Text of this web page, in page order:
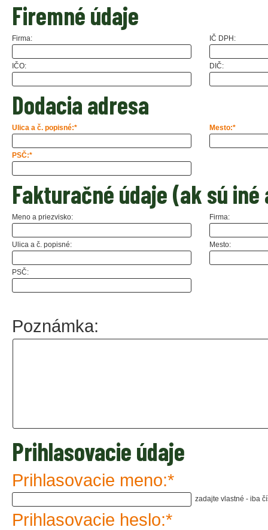
Firemné údaje
Firma: IČ DPH:
IČO: DIČ:
Dodacia adresa
Ulica a č. popisné:* Mesto:*
PSČ:*
Fakturačné údaje (ak sú iné
Meno a priezvisko: Firma:
Ulica a č. popisné: Mesto:
PSČ:
Poznámka:
Prihlasovacie údaje
Prihlasovacie meno:*
zadajte vlastné - iba
Prihlasovacie heslo:*